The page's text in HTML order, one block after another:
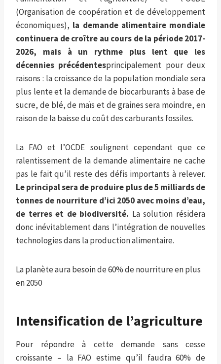
(Organisation de coopération et de développement
économiques), la demande alimentaire mondiale
continuera de croître au cours de la période 2017-
2026, mais à un rythme plus lent que les
décennies précédentesprincipalement pour deux
raisons : la croissance de la population mondiale sera
plus lente et la demande de biocarburants à base de
sucre, de blé, de maïs et de graines sera moindre, en
raison de la baisse du coût des carburants fossiles.
La FAO et l’OCDE soulignent cependant que ce
ralentissement de la demande alimentaire ne cache
pas le fait qu’il reste des défis importants à relever.
Le principal sera de produire plus de 5 milliards de
tonnes de nourriture d’ici 2050 avec moins d’eau,
de terres et de biodiversité. La solution résidera
donc inévitablement dans l’intégration de nouvelles
technologies dans la production alimentaire.
La planète aura besoin de 60% de nourriture en plus
en 2050
Intensification de l’agriculture
Pour répondre à cette demande sans cesse
croissante – la FAO estime qu’il faudra 60% de